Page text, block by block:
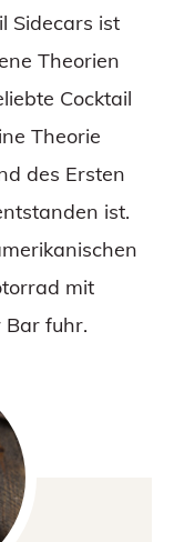
Sidecars ist
Theorien
Cocktail
Theorie
des Ersten
ist.
mit
Bar fuhr.